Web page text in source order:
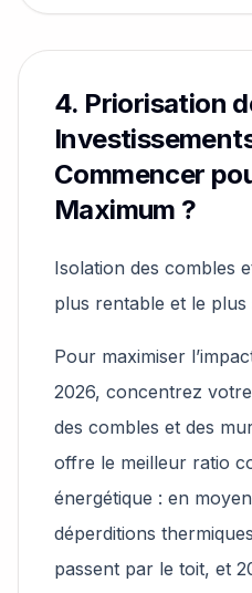
4. Priorisation
Commencer
Maximum ?
Isolation des combles
plus rentable et le
Pour maximiser
2026, concentrez
des combles et des
offre le meilleur ratio
énergétique : en
déperditions
passent par le toit, et